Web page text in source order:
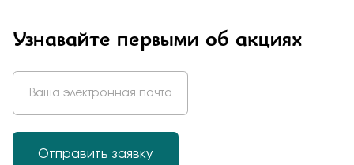
Узнавайте первыми об акциях
Отправить заявку